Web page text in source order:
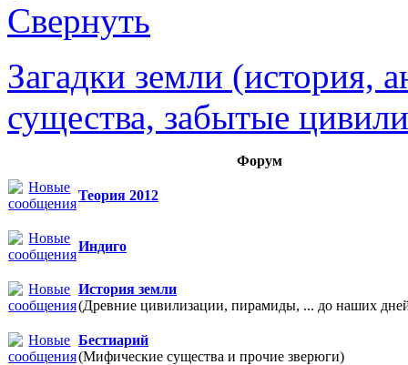
Загадки земли (история,
существа, забытые
Форум
Теория 2012
Индиго
История земли
(Древние цивилизации, пирамиды, ... до наших
Бестиарий
(Мифические существа и прочие зверюги)